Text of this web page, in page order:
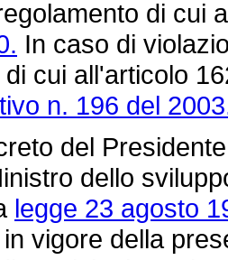
di cui
In caso di
cui all'articolo
n. 196 del
del
dello
legge 23 agosto
vigore della